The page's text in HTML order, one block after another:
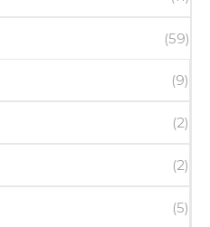
(59)
(9)
(2)
(2)
(5)